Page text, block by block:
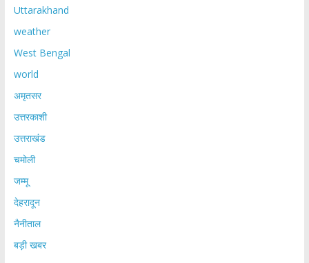
Uttarakhand
weather
West Bengal
world
अमृतसर
उत्तरकाशी
उत्तराखंड
चमोली
जम्मू
देहरादून
नैनीताल
बड़ी खबर